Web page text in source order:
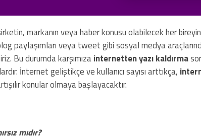
markanın veya haber konusu olabilecek her
paylaşımları veya tweet gibi sosyal medya
Bu durumda karşımızainternetten yazı kaldırma
İnternet geliştikçe ve kullanıcı sayısı arttıkça,
konular olmaya başlayacaktır.
mıdır?